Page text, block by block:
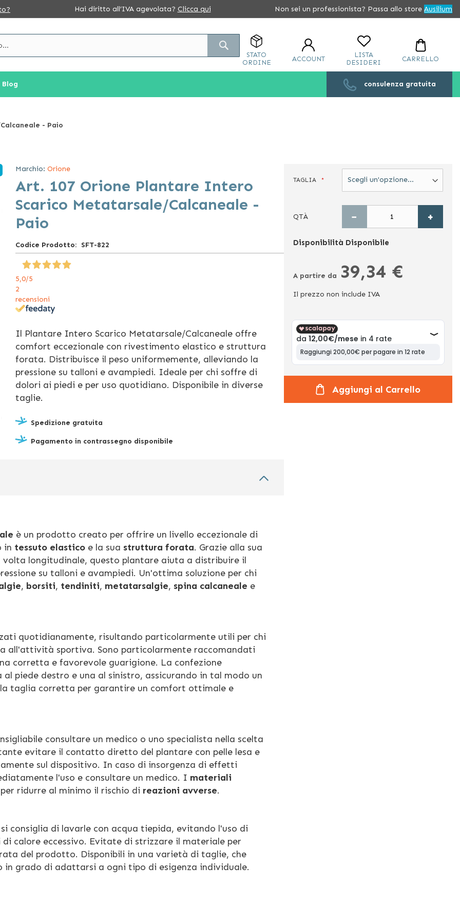
Hai diritto all’IVA agevolata? Clicca qui Non sei un professionista? Passa allo store Ausilium
STATO
ORDINE
ACCOUNT
LISTA
DESIDERI
CARRELLO
Blog consulenza gratuita
- Paio
Marchio: Orione
Art. 107 Orione Plantare Intero
Scarico Metatarsale/Calcaneale -
Paio
Codice Prodotto SFT-822
5,0/5
2
recensioni
Il Plantare Intero Scarico Metatarsale/Calcaneale offre
comfort eccezionale con rivestimento elastico e struttura
forata. Distribuisce il peso uniformemente, alleviando la
pressione su talloni e avampiedi. Ideale per chi soffre di
dolori ai piedi e per uso quotidiano. Disponibile in diverse
taglie.
Spedizione gratuita
Pagamento in contrassegno disponibile
TAGLIA
QTÀ − +
Disponibilità Disponibile
A partire da 39,34 €
Il prezzo non include IVA
Aggiungi al Carrello
è un prodotto creato per offrire un livello eccezionale di
in tessuto elastico e la sua struttura forata. Grazie alla sua
longitudinale, questo plantare aiuta a distribuire il
su talloni e avampiedi. Un'ottima soluzione per chi
, borsiti, tendiniti, metatarsalgie, spina calcaneale e
quotidianamente, risultando particolarmente utili per chi
all'attività sportiva. Sono particolarmente raccomandati
corretta e favorevole guarigione. La confezione
al piede destro e una al sinistro, assicurando in tal modo un
taglia corretta per garantire un comfort ottimale e
consultare un medico o uno specialista nella scelta
evitare il contatto diretto del plantare con pelle lesa e
sul dispositivo. In caso di insorgenza di effetti
l'uso e consultare un medico. I materiali
ridurre al minimo il rischio di reazioni avverse.
consiglia di lavarle con acqua tiepida, evitando l'uso di
calore eccessivo. Evitate di strizzare il materiale per
del prodotto. Disponibili in una varietà di taglie, che
in grado di adattarsi a ogni tipo di esigenza individuale.